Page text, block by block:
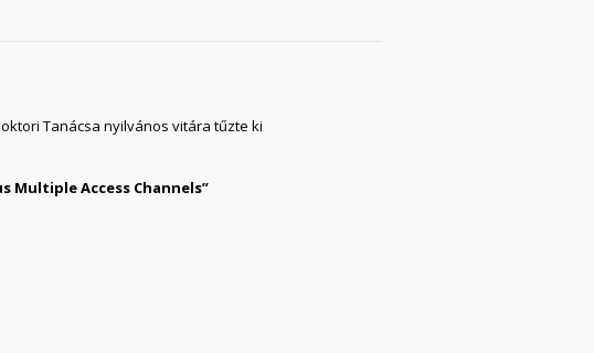
Tanácsa nyilvános vitára tűzte ki
Multiple Access Channels”